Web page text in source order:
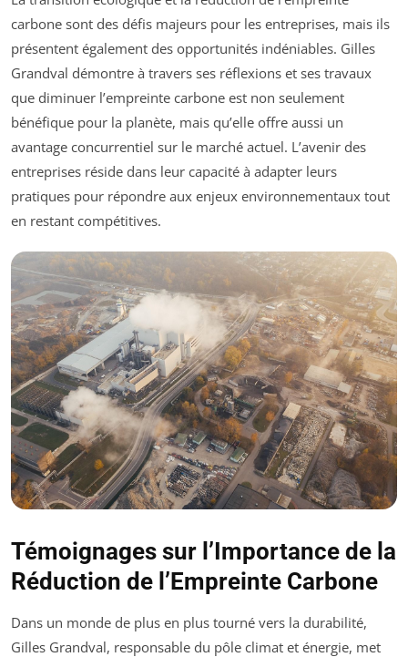
carbone sont des défis majeurs pour les entreprises, mais ils
présentent également des opportunités indéniables. Gilles
Grandval démontre à travers ses réflexions et ses travaux
que diminuer l’empreinte carbone est non seulement
bénéfique pour la planète, mais qu’elle offre aussi un
avantage concurrentiel sur le marché actuel. L’avenir des
entreprises réside dans leur capacité à adapter leurs
pratiques pour répondre aux enjeux environnementaux tout
en restant compétitives.
Témoignages sur l’Importance de la
Réduction de l’Empreinte Carbone
Dans un monde de plus en plus tourné vers la durabilité,
Gilles Grandval, responsable du pôle climat et énergie, met